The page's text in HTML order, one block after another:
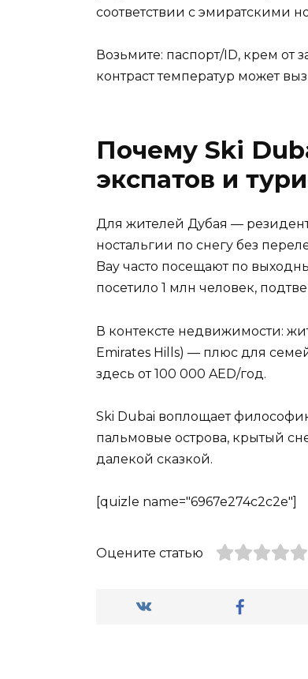
соответствии с эмиратскими
Возьмите: паспорт/ID, крем от
контраст температур может
Почему Ski
экспатов и
Для жителей Дубая —
ностальгии по снегу без
Bay часто посещают по
посетило 1 млн человек,
В контексте недвижимости:
Emirates Hills) — плюс для
здесь от 100 000 AED/год.
Ski Dubai воплощает
пальмовые острова, крытый
далекой сказкой.
[quizle name="6967e274c2c2e"]
Оцените статью